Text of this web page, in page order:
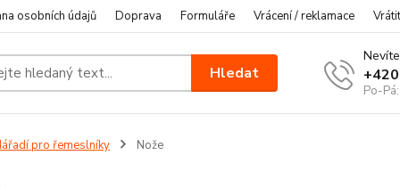
osobních údajů Doprava Formuláře Vrácení / reklamace
Hledat
Po-
pro řemeslníky Nože